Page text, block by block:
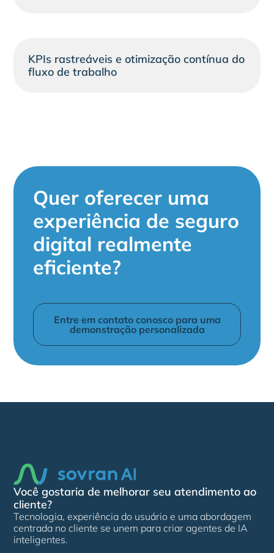
KPIs rastreáveis e otimização contínua do
fluxo de trabalho
Quer oferecer uma
experiência de seguro
digital realmente
eficiente?
Entre em contato conosco para uma
demonstração personalizada
Você gostaria de melhorar seu atendimento ao
cliente?
Tecnologia, experiência do usuário e uma abordagem
centrada no cliente se unem para criar agentes de IA
inteligentes.